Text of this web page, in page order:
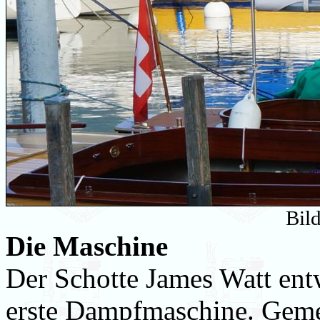
Die Maschine
Der Schotte James Watt
erste Dampfmaschine.